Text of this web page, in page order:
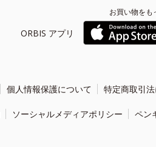
ORBIS アプリ
お買い物をも
個人情報保護について 特定商取引
ソーシャルメディアポリシー ペン